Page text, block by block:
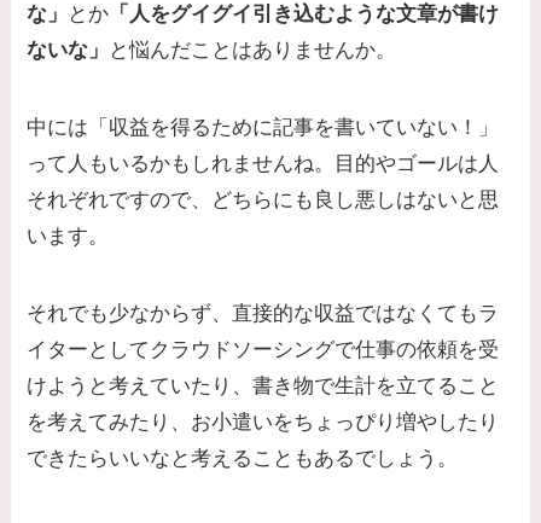
な」
とか 「人をグイグイ引き込むような文章が書け
ないな」
と悩んだことはありませんか。
中には「収益を得るために記事を書いていない！」
って人もいるかもしれませんね。目的やゴールは人
それぞれですので、どちらにも良し悪しはないと思
います。
それでも少なからず、直接的な収益ではなくてもラ
イターとしてクラウドソーシングで仕事の依頼を受
けようと考えていたり、書き物で生計を立てること
を考えてみたり、お小遣いをちょっぴり増やしたり
できたらいいなと考えることもあるでしょう。